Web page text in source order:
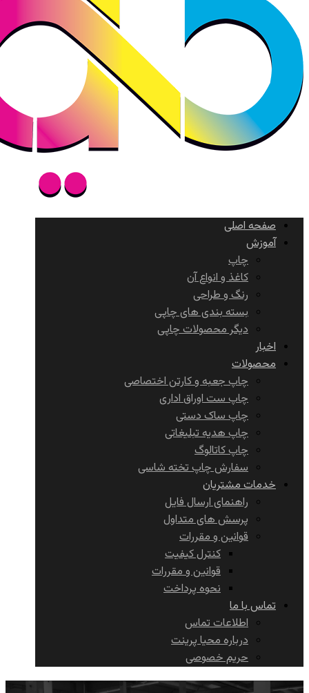
صفحه اصلی
آموزش
چاپ
کاغذ و انواع آن
رنگ و طراحی
بسته بندی های چاپی
دیگر محصولات چاپی
اخبار
محصولات
چاپ جعبه و کارتن اختصاصی
چاپ ست اوراق اداری
چاپ ساک دستی
چاپ هدیه تبلیغاتی
چاپ کاتالوگ
سفارش چاپ تخته شاسی
خدمات مشتریان
راهنمای ارسال فایل
پرسش های متداول
قوانین و مقررات
کنترل کیفیت
قوانین و مقررات
نحوه پرداخت
تماس با ما
اطلاعات تماس
درباره محیا پرینت
حریم خصوصی